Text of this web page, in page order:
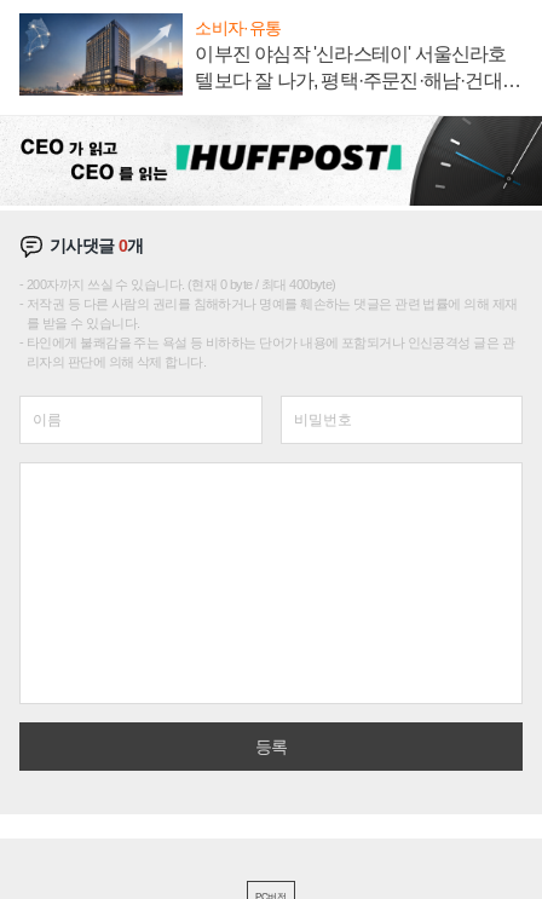
소비자·유통
이부진 야심작 '신라스테이' 서울신라호
텔보다 잘 나가, 평택·주문진·해남·건대로
기사댓글0개
200자까지 쓰실 수 있습니다. (현재 0 byte / 최대 400byte)
저작권 등 다른 사람의 권리를 침해하거나 명예를 훼손하는 댓글은 관련 법률에 의해 제재
를 받을 수 있습니다.
타인에게 불쾌감을 주는 욕설 등 비하하는 단어가 내용에 포함되거나 인신공격성 글은 관
리자의 판단에 의해 삭제 합니다.